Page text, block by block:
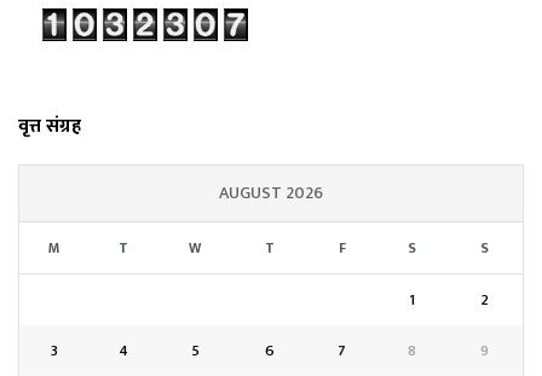
वृत्त संग्रह
AUGUST 2026
M T W T F S S
1
2
3
4 5 6 7 8
9